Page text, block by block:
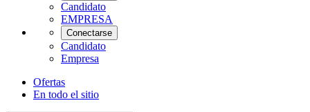
Candidato
EMPRESA
Conectarse
Candidato
Empresa
Ofertas
En todo el sitio